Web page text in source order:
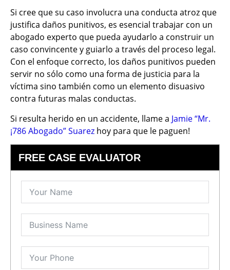
Si cree que su caso involucra una conducta atroz que
justifica daños punitivos, es esencial trabajar con un
abogado experto que pueda ayudarlo a construir un
caso convincente y guiarlo a través del proceso legal.
Con el enfoque correcto, los daños punitivos pueden
servir no sólo como una forma de justicia para la
víctima sino también como un elemento disuasivo
contra futuras malas conductas.
Si resulta herido en un accidente, llame a Jamie “Mr.
¡786 Abogado” Suarez hoy para que le paguen!
FREE CASE EVALUATOR